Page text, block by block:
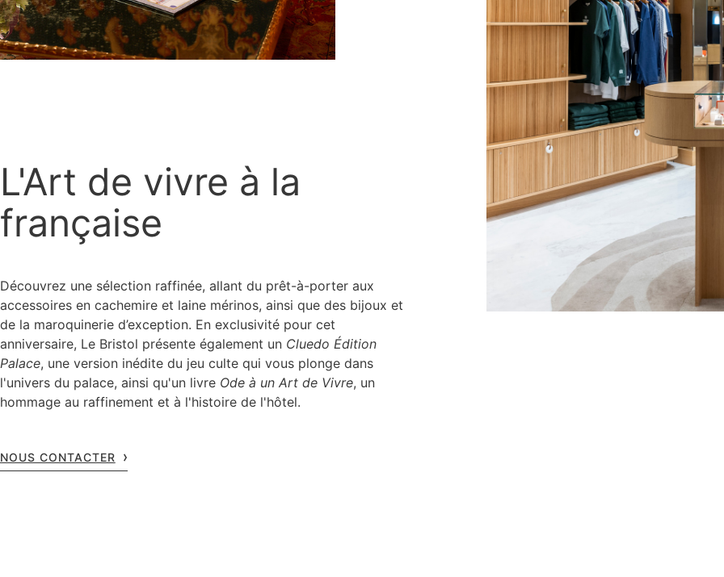
L'Art de vivre à la
française
Découvrez une sélection raffinée, allant du prêt-à-porter aux
accessoires en cachemire et laine mérinos, ainsi que des bijoux et
de la maroquinerie d’exception. En exclusivité pour cet
anniversaire, Le Bristol présente également un Cluedo Édition
Palace, une version inédite du jeu culte qui vous plonge dans
l'univers du palace, ainsi qu'un livre Ode à un Art de Vivre, un
hommage au raffinement et à l'histoire de l'hôtel.
NOUS CONTACTER